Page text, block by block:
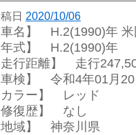
日 2020/10/06
車名】 H.2(1990)年
年式】 H.2(1990)年
走行距離】 走行
車検】 令和4年01月
カラー】 レッド
修復歴】 なし
地域】 神奈川県